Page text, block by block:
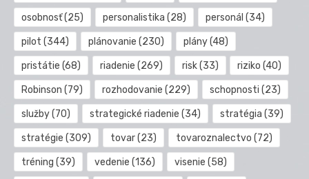
osobnosť(25) personalistika (28) personál (34)
pilot (344) plánovanie (230) plány(48)
pristátie (68) riadenie (269) risk(33) riziko (40)
Robinson (79) rozhodovanie (229) schopnosti (23)
služby(70) strategické riadenie (34) stratégia (39)
stratégie (309) tovar(23) tovaroznalectvo (72)
tréning (39) vedenie (136) visenie (58)